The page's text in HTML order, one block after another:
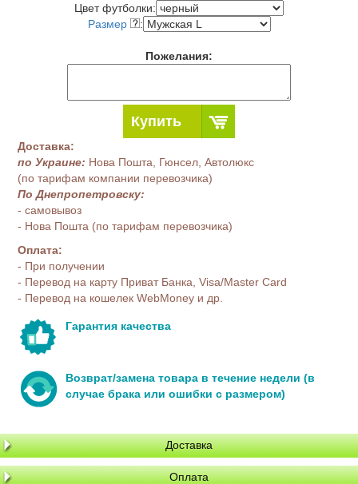
Цвет футболки:
Размер
:
Пожелания:
Купить
Доставка:
по Украине: Нова Пошта, Гюнсел, Автолюкс
(по тарифам компании перевозчика)
По Днепропетровску:
- самовывоз
- Нова Пошта (по тарифам перевозчика)
Оплата:
- При получении
- Перевод на карту Приват Банка, Visa/Master Card
- Перевод на кошелек WebMoney и др.
Гарантия качества
Возврат/замена товара в течение недели (в
случае брака или ошибки с размером)
Доставка
Оплата